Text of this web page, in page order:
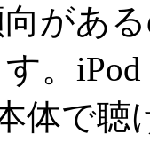
があ
。
体で